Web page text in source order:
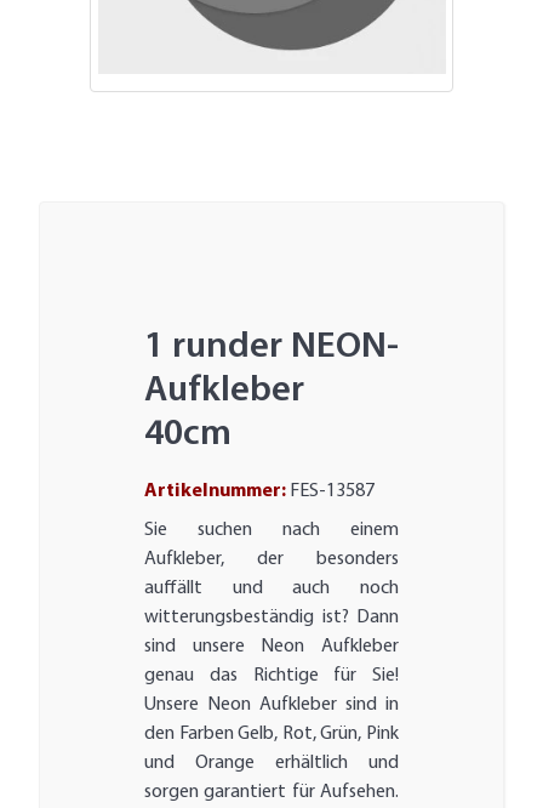
1 runder NEON-
Aufkleber
40cm
Artikelnummer: FES-13587
Sie suchen nach einem
Aufkleber, der besonders
auffällt und auch noch
witterungsbeständig ist? Dann
sind unsere Neon Aufkleber
genau das Richtige für Sie!
Unsere Neon Aufkleber sind in
den Farben Gelb, Rot, Grün, Pink
und Orange erhältlich und
sorgen garantiert für Aufsehen.